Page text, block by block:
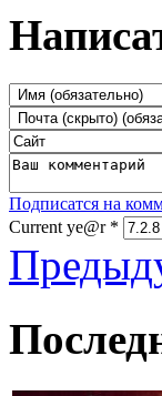
Подписатся на
Current ye@r *